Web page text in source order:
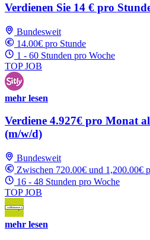
Verdienen Sie 14 € pro
Bundesweit
14.00€ pro Stunde
1 - 60 Stunden pro Woche
TOP JOB
mehr lesen
Verdiene 4.927€ pro Monat
(m/w/d)
Bundesweit
Zwischen 720.00€ und 1,200.00€
16 - 48 Stunden pro Woche
TOP JOB
mehr lesen